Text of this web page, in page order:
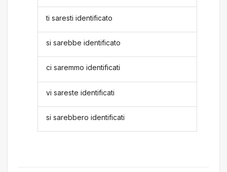
ti saresti identificato
si sarebbe identificato
ci saremmo identificati
vi sareste identificati
si sarebbero identificati